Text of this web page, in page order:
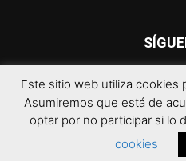
© 2021 Comunidad Náutica.
Este sitio web utiliza cookies
Asumiremos que está de
optar por no participar si lo
cookies